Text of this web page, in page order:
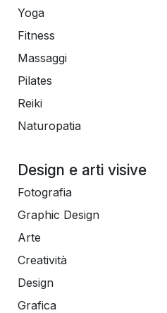
Yoga
Fitness
Massaggi
Pilates
Reiki
Naturopatia
Design e arti visive
Fotografia
Graphic Design
Arte
Creatività
Design
Grafica